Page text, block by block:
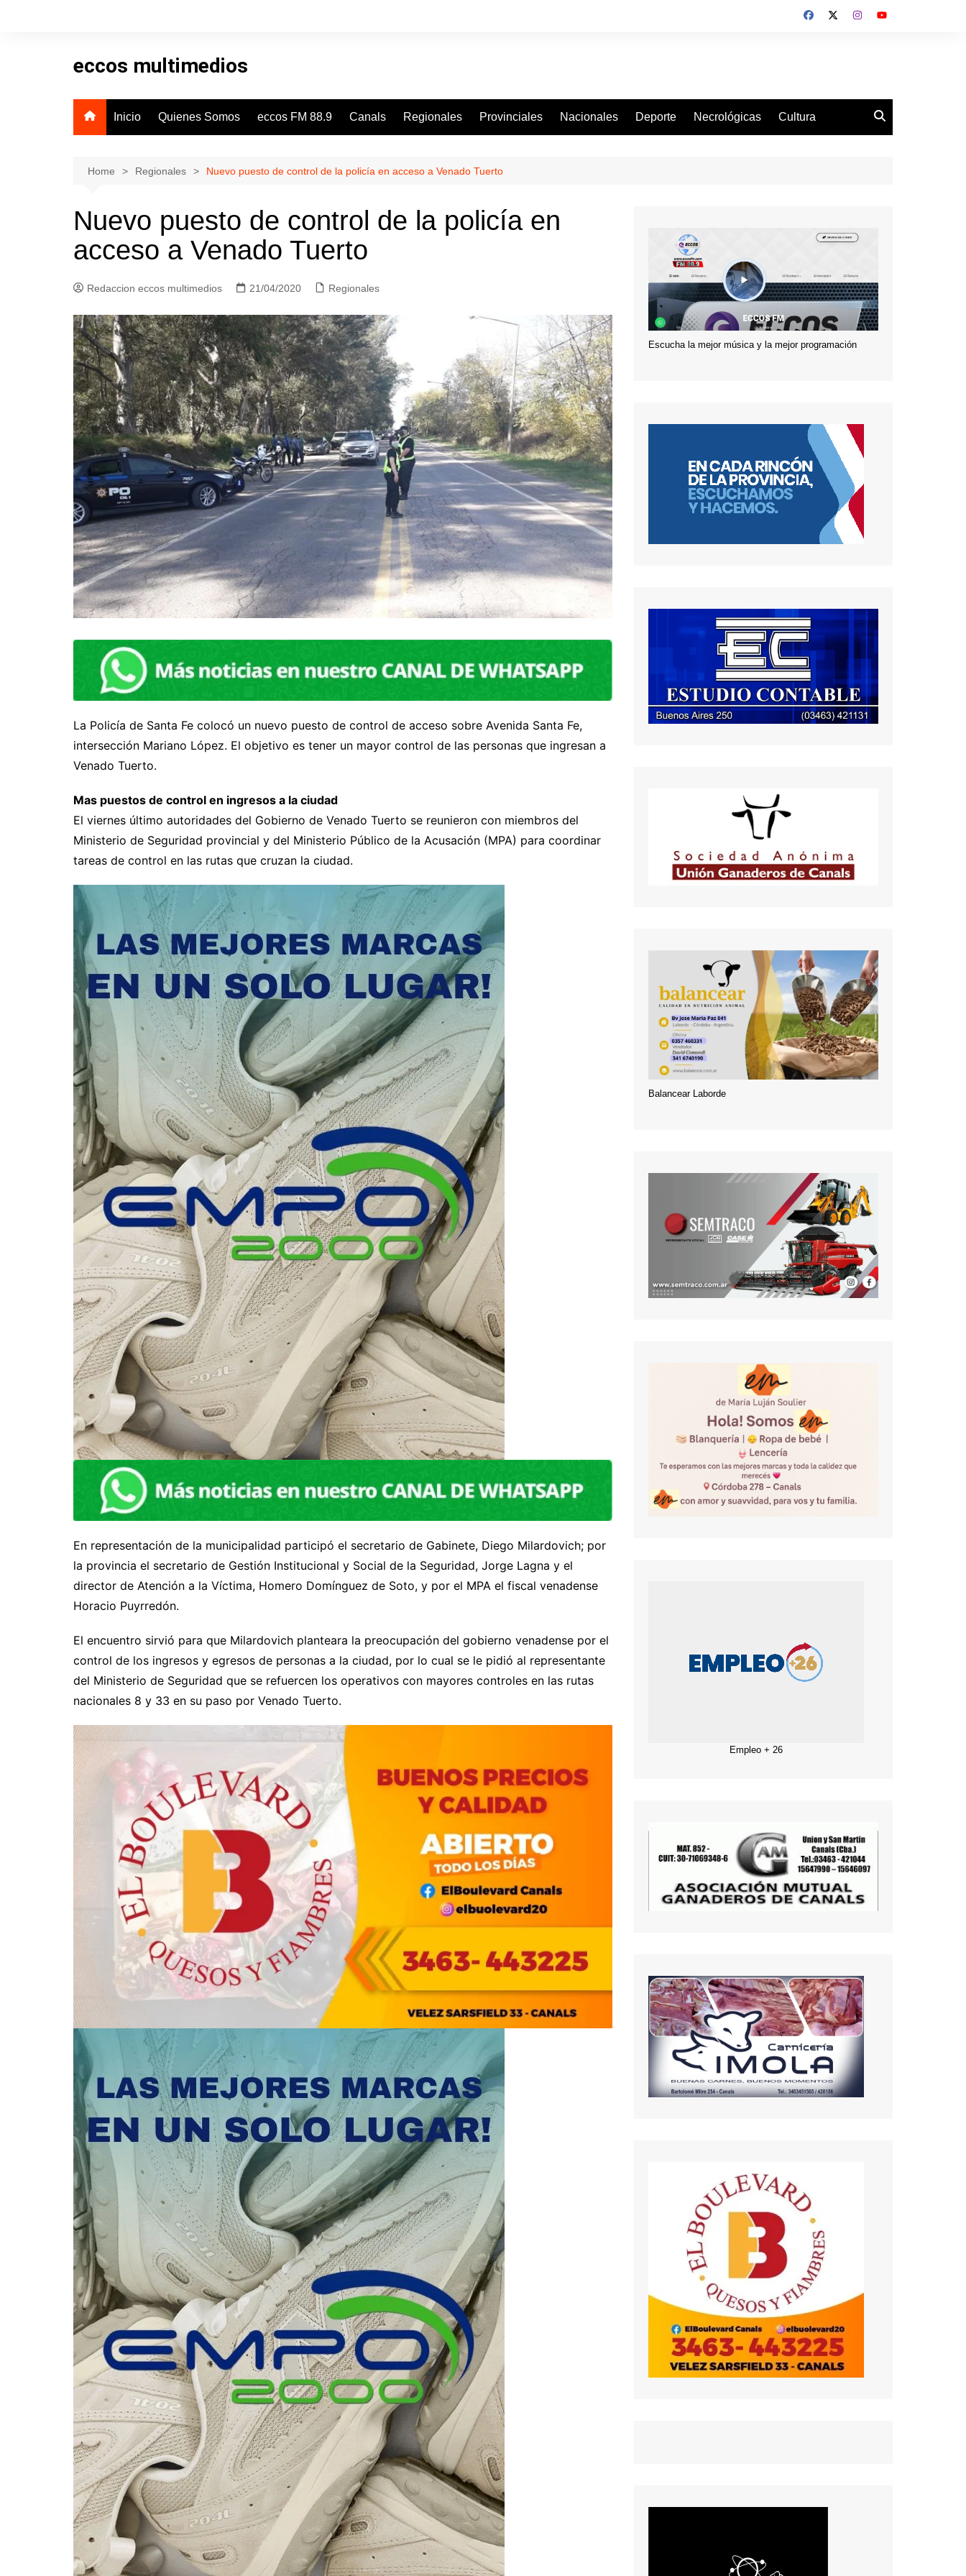
eccos multimedios
Inicio Quienes Somos eccos FM 88.9 Canals Regionales Provinciales Nacionales Deporte Necrológicas Cultura
Home Regionales Nuevo puesto de control de la policía en acceso a Venado Tuerto
Nuevo puesto de control de la policía en
acceso a Venado Tuerto
Redaccion eccos multimedios 21/04/2020 Regionales
La Policía de Santa Fe colocó un nuevo puesto de control de acceso sobre Avenida Santa Fe,
intersección Mariano López. El objetivo es tener un mayor control de las personas que ingresan a
Venado Tuerto.
Mas puestos de control en ingresos a la ciudad
El viernes último autoridades del Gobierno de Venado Tuerto se reunieron con miembros del
Ministerio de Seguridad provincial y del Ministerio Público de la Acusación (MPA) para coordinar
tareas de control en las rutas que cruzan la ciudad.
En representación de la municipalidad participó el secretario de Gabinete, Diego Milardovich; por
la provincia el secretario de Gestión Institucional y Social de la Seguridad, Jorge Lagna y el
director de Atención a la Víctima, Homero Domínguez de Soto, y por el MPA el fiscal venadense
Horacio Puyrredón.
El encuentro sirvió para que Milardovich planteara la preocupación del gobierno venadense por el
control de los ingresos y egresos de personas a la ciudad, por lo cual se le pidió al representante
del Ministerio de Seguridad que se refuercen los operativos con mayores controles en las rutas
nacionales 8 y 33 en su paso por Venado Tuerto.
Escucha la mejor música y la mejor programación
Balancear Laborde
Empleo + 26